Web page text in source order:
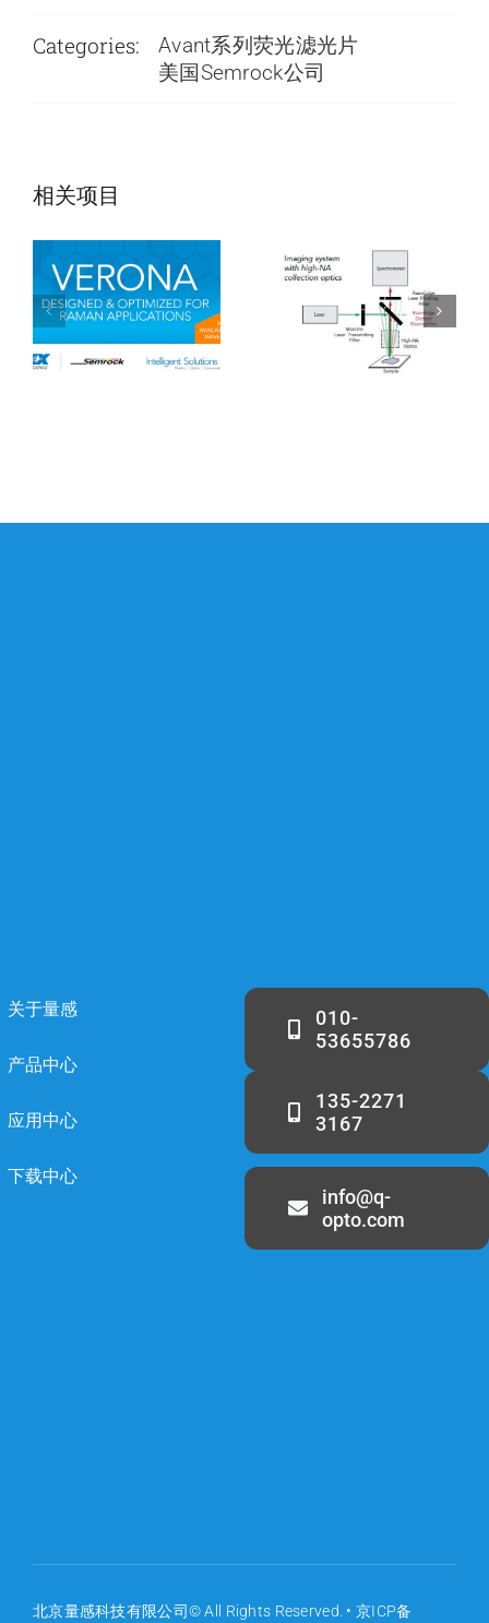
Categories:
Avant系列荧光滤光片
美国Semrock公司
相关项目
Verona拉曼滤光
关于量感
产品中心
应用中心
下载中心
010-
53655786
135-2271
3167
info@q-
opto.com
北京量感科技有限公司© All Rights Reserved. • 京ICP备